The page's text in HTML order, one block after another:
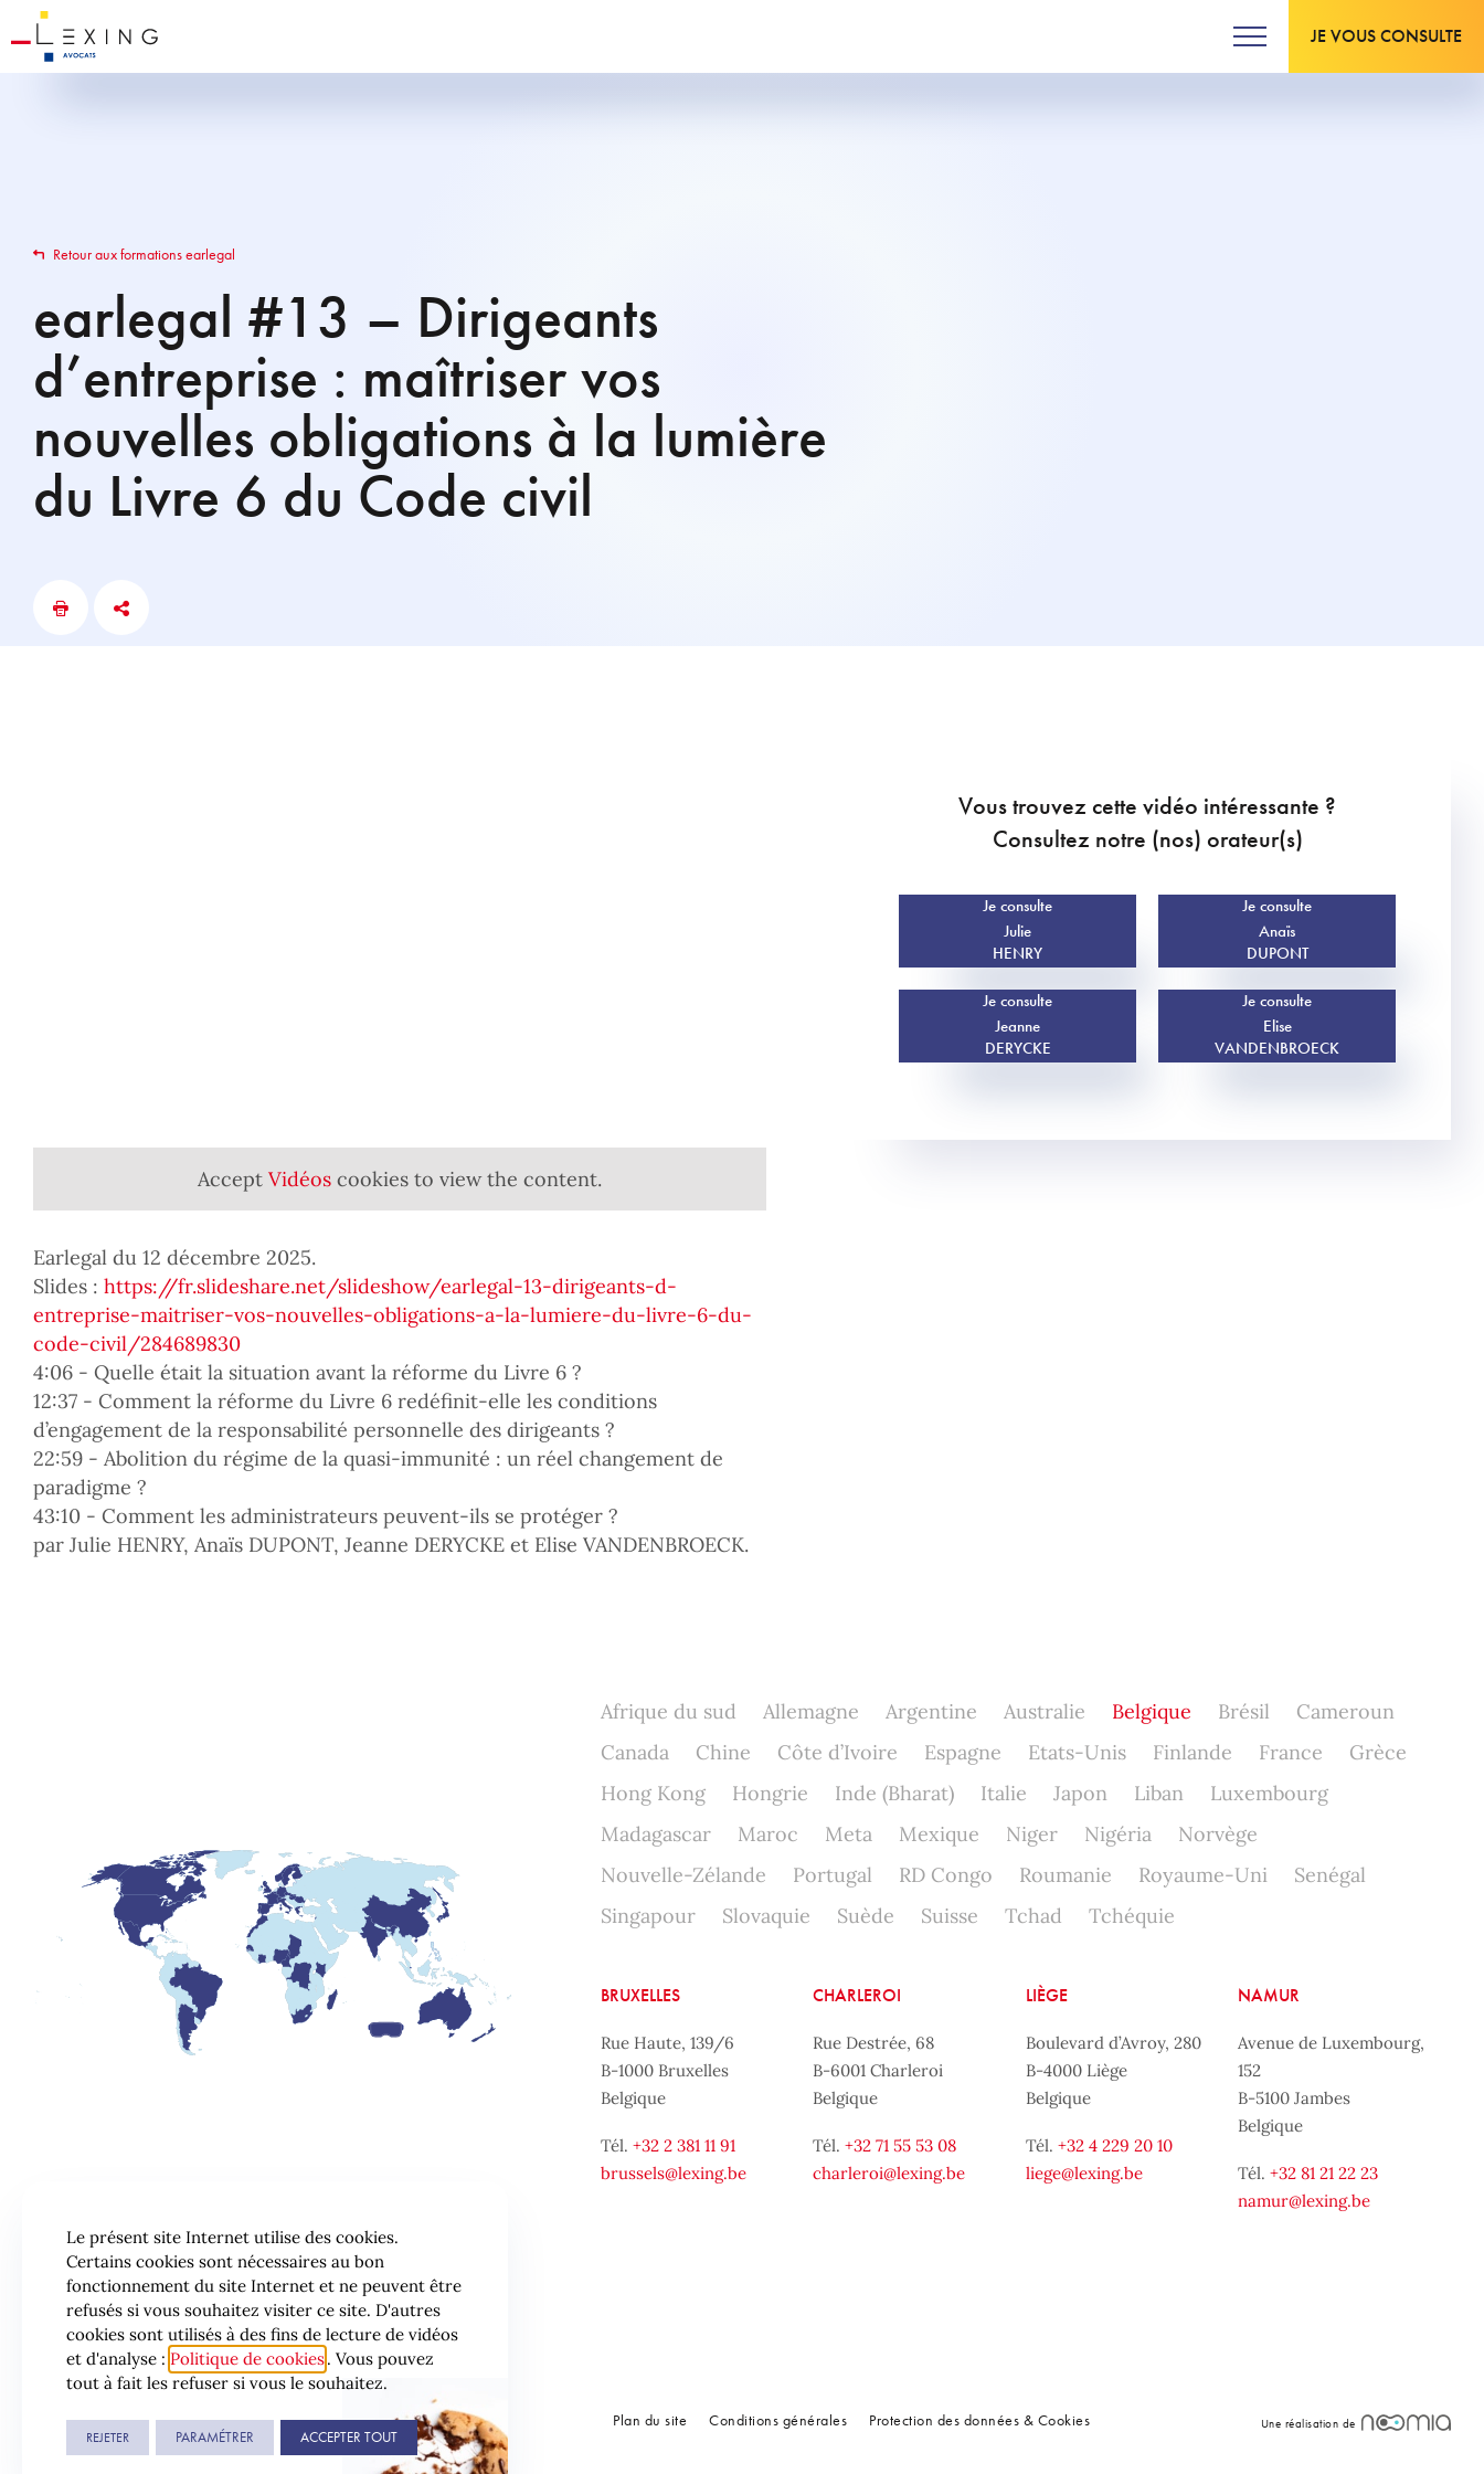
JE VOUS CONSULTE
Retour aux formations earlegal
earlegal #13 – Dirigeants
d’entreprise : maîtriser vos
nouvelles obligations à la lumière
du Livre 6 du Code civil
Accept Vidéos cookies to view the content.
Earlegal du 12 décembre 2025.
Slides : https://fr.slideshare.net/slideshow/earlegal-13-dirigeants-d-
entreprise-maitriser-vos-nouvelles-obligations-a-la-lumiere-du-livre-6-du-
code-civil/284689830
4:06 - Quelle était la situation avant la réforme du Livre 6 ?
12:37 - Comment la réforme du Livre 6 redéfinit-elle les conditions
d’engagement de la responsabilité personnelle des dirigeants ?
22:59 - Abolition du régime de la quasi-immunité : un réel changement de
paradigme ?
43:10 - Comment les administrateurs peuvent-ils se protéger ?
par Julie HENRY, Anaïs DUPONT, Jeanne DERYCKE et Elise VANDENBROECK.
Vous trouvez cette vidéo intéressante ?
Consultez notre (nos) orateur(s)
Je consulte
Julie
HENRY
Je consulte
Anaïs
DUPONT
Je consulte
Jeanne
DERYCKE
Je consulte
Elise
VANDENBROECK
Afrique du sud Allemagne Argentine Australie Belgique Brésil
Cameroun
Canada
Chine Côte d’Ivoire Espagne Etats-Unis Finlande France
Grèce
Hong Kong
Hongrie Inde (Bharat) Italie Japon Liban
Luxembourg
Madagascar
Maroc Meta Mexique Niger Nigéria
Norvège
Nouvelle-Zélande
Portugal RD Congo Roumanie Royaume-Uni
Senégal
Singapour
Slovaquie Suède Suisse Tchad Tchéquie
BRUXELLES
Rue Haute, 139/6
B-1000 Bruxelles
Belgique
Tél. +32 2 381 11 91
brussels@lexing.be
CHARLEROI
Rue Destrée, 68
B-6001 Charleroi
Belgique
Tél.+32 71 55 53 08
charleroi@lexing.be
LIÈGE
Boulevard d’Avroy, 280
B-4000 Liège
Belgique
Tél. +32 4 229 20 10
liege@lexing.be
NAMUR
Avenue de Luxembourg,
152
B-5100 Jambes
Belgique
Tél.+32 81 21 22 23
namur@lexing.be
© 2026 Lexing Plan du site Conditions générales Protection des données & Cookies Une réalisation de
Le présent site Internet utilise des cookies.
Certains cookies sont nécessaires au bon
fonctionnement du site Internet et ne peuvent être
refusés si vous souhaitez visiter ce site. D'autres
cookies sont utilisés à des fins de lecture de vidéos
et d'analyse : Politique de cookies. Vous pouvez
tout à fait les refuser si vous le souhaitez.
REJETER PARAMÉTRER ACCEPTER TOUT